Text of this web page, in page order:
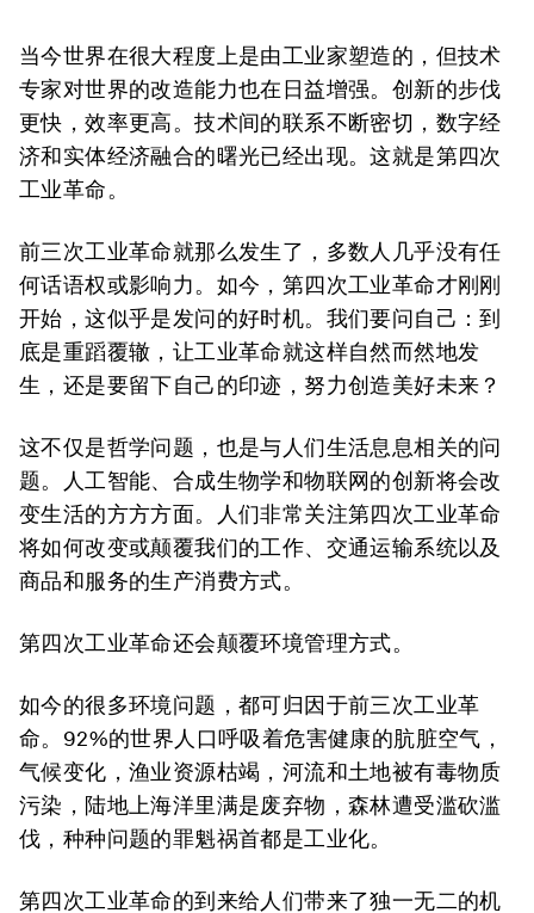
当今世界在很大程度上是由工业家塑造的，但技术
专家对世界的改造能力也在日益增强。创新的步伐
更快，效率更高。技术间的联系不断密切，数字经
济和实体经济融合的曙光已经出现。这就是第四次
工业革命。
前三次工业革命就那么发生了，多数人几乎没有任
何话语权或影响力。如今，第四次工业革命才刚刚
开始，这似乎是发问的好时机。我们要问自己：到
底是重蹈覆辙，让工业革命就这样自然而然地发
生，还是要留下自己的印迹，努力创造美好未来？
这不仅是哲学问题，也是与人们生活息息相关的问
题。人工智能、合成生物学和物联网的创新将会改
变生活的方方方面。人们非常关注第四次工业革命
将如何改变或颠覆我们的工作、交通运输系统以及
商品和服务的生产消费方式。
第四次工业革命还会颠覆环境管理方式。
如今的很多环境问题，都可归因于前三次工业革
命。92%的世界人口呼吸着危害健康的肮脏空气，
气候变化，渔业资源枯竭，河流和土地被有毒物质
污染，陆地上海洋里满是废弃物，森林遭受滥砍滥
伐，种种问题的罪魁祸首都是工业化。
第四次工业革命的到来给人们带来了独一无二的机